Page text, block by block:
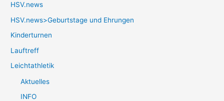
HSV.news
HSV.news>Geburtstage und Ehrungen
Kinderturnen
Lauftreff
Leichtathletik
Aktuelles
INFO